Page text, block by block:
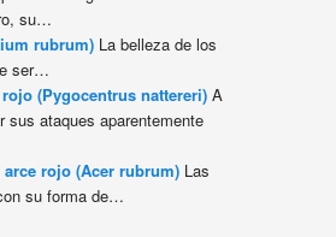
su…
rubrum) La belleza de los
ser…
(Pygocentrus nattereri) A
sus ataques aparentemente
rojo (Acer rubrum) Las
su forma de…